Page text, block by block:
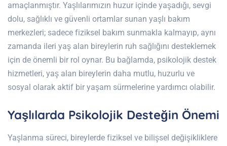
amaçlanmıştır. Yaşlılarımızın huzur içinde yaşadığı, sevgi
dolu, sağlıklı ve güvenli ortamlar sunan yaşlı bakım
merkezleri; sadece fiziksel bakım sunmakla kalmayıp, aynı
zamanda ileri yaş alan bireylerin ruh sağlığını desteklemek
için de önemli bir rol oynar. Bu bağlamda, psikolojik destek
hizmetleri, yaş alan bireylerin daha mutlu, huzurlu ve
sosyal olarak aktif bir yaşam sürmelerine yardımcı olabilir.
Yaşlılarda Psikolojik Desteğin Önemi
Yaşlanma süreci, bireylerde fiziksel ve bilişsel değişikliklere